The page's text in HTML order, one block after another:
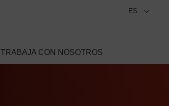
ES
TRABAJA CON NOSOTROS